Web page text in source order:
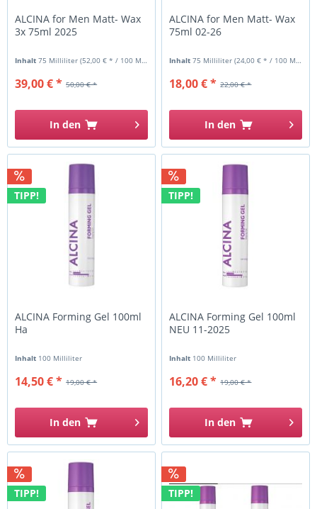
ALCINA for Men Matt- Wax
3x 75ml 2025
Inhalt75 Milliliter(52,00 € * / 100 Milliliter)
50,00 € *
39,00 € *
In den
ALCINA for Men Matt- Wax
75ml 02-26
Inhalt75 Milliliter(24,00 € * / 100 Milliliter)
22,00 € *
18,00 € *
In den
TIPP!
ALCINA Forming Gel 100ml
Ha
Inhalt 100 Milliliter
19,00 € *
14,50 € *
In den
TIPP!
ALCINA Forming Gel 100ml
NEU 11-2025
Inhalt 100 Milliliter
19,00 € *
16,20 € *
In den
TIPP! TIPP!